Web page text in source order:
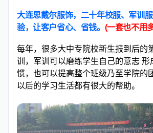
大连思戴尔服饰，二十年校服、军训
验，让客户省心、省钱。 (一套也不用
每年，很多大中专院校新生报到后的
训，军训可以磨练学生自己的意志 形
惯，也可以提高整个班级乃至学院的
以后的学习生活都有很大的帮助。